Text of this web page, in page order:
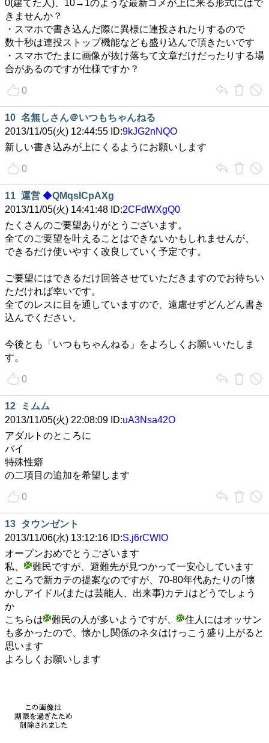
0(建てた人)、10→1のような最新コメが上に来る形式にはで
きませんか？
・スマホで書き込んだ際に異様に連投されたりするので
数十秒は連投ストップ機能なども盛り込んで頂きたいです
・スマホでたまに画像が抜け落ちて文章だけだったりする場
合があるのですが仕様ですか？
0
10 名無しさん＠いつもちゃんねる
2013/11/05(火) 12:44:55 ID:9kJG2nNQO
新しい書き込みが上にくるようにお願いします
0
11 運営 ◆QMqsICpAXg
2013/11/05(火) 14:41:48 ID:2CFdWXgQ0
たくさんのご要望ありがとうございます。
全てのご要望を叶えることはできないかもしれませんが、
できるだけ使いやすく改良していく予定です。
ご要望にはできるだけ回答させていただきますのでお待ちい
ただければ幸いです。
全てのレスに目を通していますので、遠慮せずどんどん書き
込んでください。
今後とも「いつもちゃんねる」をよろしくお願いいたしま
す。
0
12
ミムム
2013/11/05(火) 22:08:09 ID:uA3Nsa42O
アダルトのところに
バイ
特殊性癖
の二項目の追加を希望します
0
13 タウンゼント
2013/11/06(水) 13:12:16 ID:S.j6rCWIO
オープンおめでとうございます
私、
難民ですが、避難先が見つかって一安心しています
ところで新カテの提案なのですが、70-80年代あたりの｢懐
かしアイドル(または芸能人、出来事)カテ｣はどうでしょう
か
こちらは
難民の人が多いようですが、
住人にはオッサン
も多かったので、懐かし関係のネタはけっこう盛り上がると
思います
よろしくお願いします